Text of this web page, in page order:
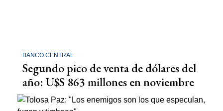
BANCO CENTRAL
Segundo pico de venta de dólares del
año: U$S 863 millones en noviembre